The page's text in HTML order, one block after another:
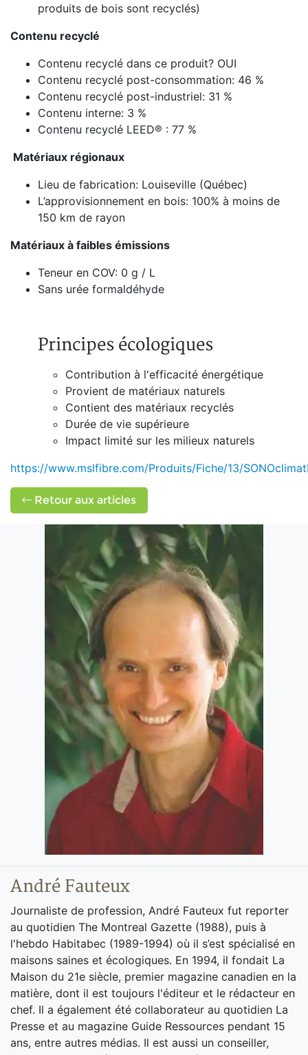
produits de bois sont recyclés)
Contenu recyclé
Contenu recyclé dans ce produit? OUI
Contenu recyclé post-consommation: 46 %
Contenu recyclé post-industriel: 31 %
Contenu interne: 3 %
Contenu recyclé LEED® : 77 %
Matériaux régionaux
Lieu de fabrication: Louiseville (Québec)
L’approvisionnement en bois: 100% à moins de
150 km de rayon
Matériaux à faibles émissions
Teneur en COV: 0 g / L
Sans urée formaldéhyde
Principes écologiques
Contribution à l'efficacité énergétique
Provient de matériaux naturels
Contient des matériaux recyclés
Durée de vie supérieure
Impact limité sur les milieux naturels
https://www.mslfibre.com/Produits/Fiche/13/
Retour aux articles
André Fauteux
Journaliste de profession, André Fauteux fut reporter
au quotidien The Montreal Gazette (1988), puis à
l'hebdo Habitabec (1989-1994) où il s’est spécialisé en
maisons saines et écologiques. En 1994, il fondait La
Maison du 21e siècle, premier magazine canadien en la
matière, dont il est toujours l'éditeur et le rédacteur en
chef. Il a également été collaborateur au quotidien La
Presse et au magazine Guide Ressources pendant 15
ans, entre autres médias. Il est aussi un conseiller,